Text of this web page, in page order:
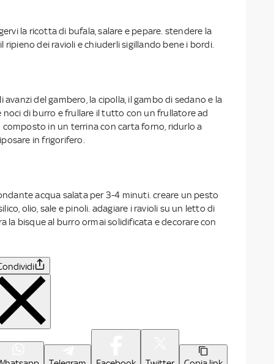
la ricotta di bufala, salare e pepare. stendere la
ripieno dei ravioli e chiuderli sigillando bene i bordi.
avanzi del gambero, la cipolla, il gambo di sedano e la
noci di burro e frullare il tutto con un frullatore ad
in un terrina con carta forno, ridurlo a
in frigorifero.
acqua salata per 3-4 minuti. creare un pesto
olio, sale e pinoli. adagiare i ravioli su un letto di
la bisque al burro ormai solidificata e decorare con